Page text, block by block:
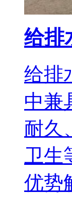
给排
给排
中兼
耐久
卫生
优势